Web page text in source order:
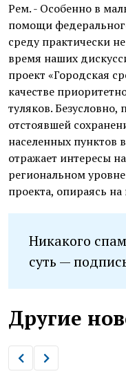
Рем. - Особенно в
помощи
среду практически
время наших
проект «Городская
качестве
туляков.
отстоявшей
населенных пунктов
отражает интересы
региональном
проекта, опираясь
Никакого
суть —
Другие